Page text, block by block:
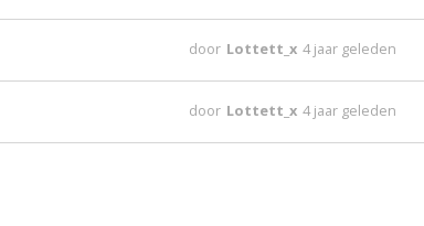
door Lottett_x 4 jaar geleden
door Lottett_x 4 jaar geleden